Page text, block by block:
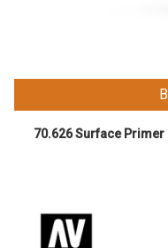
70.626 Surface Primer